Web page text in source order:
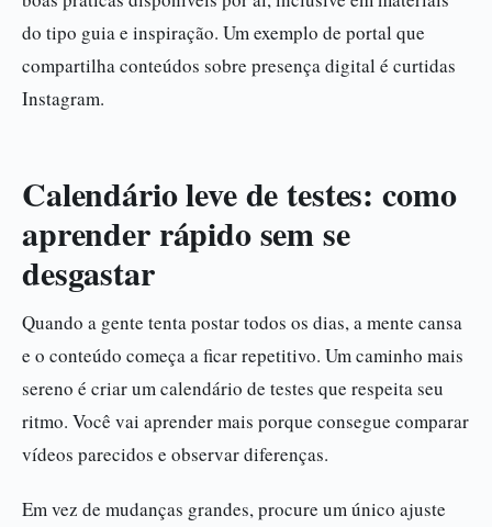
do tipo guia e inspiração. Um exemplo de portal que
compartilha conteúdos sobre presença digital é curtidas
Instagram.
Calendário leve de testes: como
aprender rápido sem se
desgastar
Quando a gente tenta postar todos os dias, a mente cansa
e o conteúdo começa a ficar repetitivo. Um caminho mais
sereno é criar um calendário de testes que respeita seu
ritmo. Você vai aprender mais porque consegue comparar
vídeos parecidos e observar diferenças.
Em vez de mudanças grandes, procure um único ajuste